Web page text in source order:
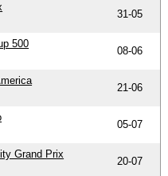
31-05
500
08-06
21-06
05-07
Grand Prix
20-07